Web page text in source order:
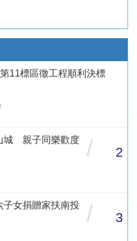
11標區徵工程順利決標
城 親子同樂歡度
/ 2
女捐贈家扶南投
/ 3